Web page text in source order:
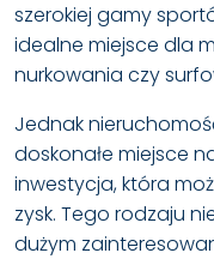
szerokiej gamy
idealne miejsce dla
nurkowania czy
Jednak
doskonałe miejsce
inwestycja, która
zysk. Tego rodzaju
dużym